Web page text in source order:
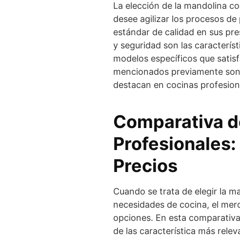
La elección de la mandolina
desee agilizar los procesos
estándar de calidad en sus
y seguridad son las
modelos específicos que
mencionados previamente
destacan en cocinas
Comparativa
Precios
Cuando se trata de elegir la
necesidades de cocina, el
opciones. En esta
de las característica más